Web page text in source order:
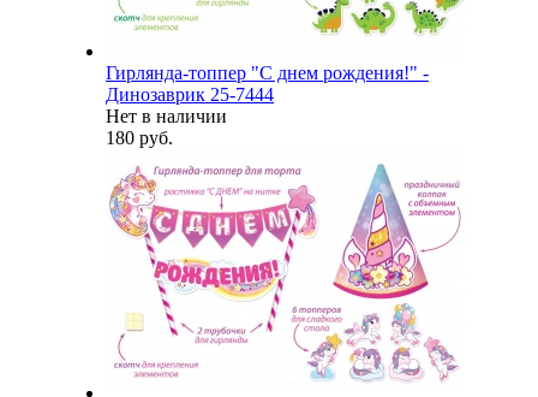
Гирлянда-топпер "С днем рождения!" -
Динозаврик 25-7444
Нет в наличии
180 руб.